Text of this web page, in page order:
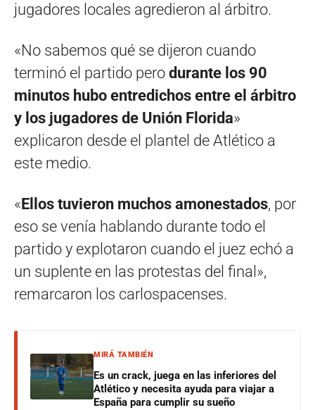
jugadores locales agredieron al árbitro.
«No sabemos qué se dijeron cuando
terminó el partido pero durante los 90
minutos hubo entredichos entre el árbitro
y los jugadores de Unión Florida»
explicaron desde el plantel de Atlético a
este medio.
« Ellos tuvieron muchos amonestados, por
eso se venía hablando durante todo el
partido y explotaron cuando el juez echó a
un suplente en las protestas del final»,
remarcaron los carlospacenses.
MIRÁ TAMBIÉN
Es un crack, juega en las inferiores del
Atlético y necesita ayuda para viajar a
España para cumplir su sueño